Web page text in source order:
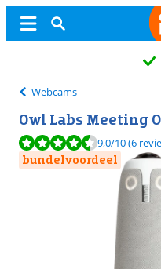
Webcams
Owl Labs Meeting
Beoordeling is 9,0 van de 10,
9,0/10(6
bundelvoordeel